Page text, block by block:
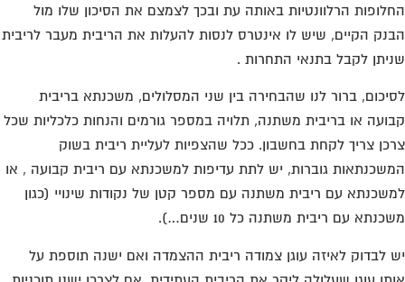
הרלוונטיות באותה עת ובכך לצמצם את הסיכון שלו מול
הקיים, שיש לו אינטרס לנסות להעלות את הריבית מעבר לריבית
לקבל בתנאי התחרות .
ברור לנו שהבחירה בין שני המסלולים, משכנתא בריבית
או בריבית משתנה, תלויה במספר גורמים והנחות כלכליות שכל
צריך לקחת בחשבון. ככל שהצפיות לעליית ריבית בשוק
גוברות, יש לתת עדיפות למשכנתא עם ריבית קבועה , או
עם ריבית משתנה עם מספר קטן של נקודות שינויי (כגון
עם ריבית משתנה כל 10 שנים…).
לבדוק לאיזה עוגן צמודה ריבית ההצמדה ואם ישנה תוספת על